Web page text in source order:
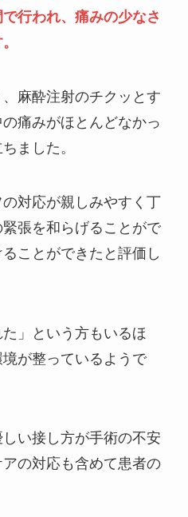
行われ、痛みの少なさ
麻酔注射のチクッとす
痛みがほとんどなかっ
ました。
対応が親しみやすく丁
張を和らげることがで
ことができたと評価し
」という方もいるほ
が整っているようで
い接し方が手術の不安
の対応も含めて患者の